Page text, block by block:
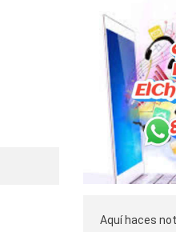
Aquí haces